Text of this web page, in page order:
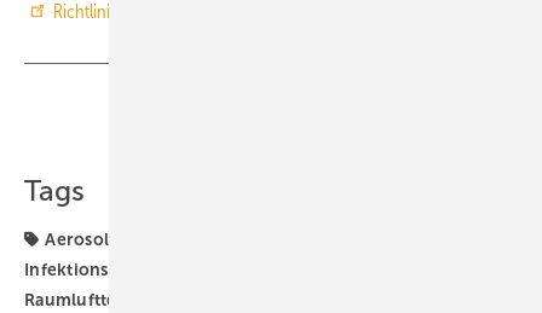
Richtlinienreihe VDI 6022 Raumlufttechnik, Raumluftqualität
Tags
Aerosole
Infektionsrisiko
Raumlufttechnik